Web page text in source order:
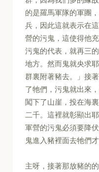
的是羅馬軍隊的軍團
兵，因此這就表示在
營的污鬼，這使得他
污鬼的代表，就再三
地方。然而鬼就央求
群裏附著豬去。」接
了牠們，污鬼就出來
闖下了山崖，投在海
二千。這裡就彰顯出
軍營的污鬼必須要降
鬼進入豬裡面去牠們才
主呀，接著那放豬的